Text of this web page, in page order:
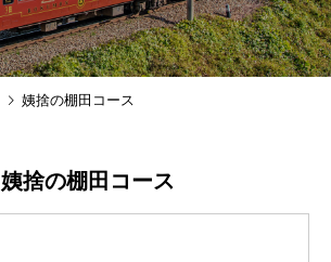
姨捨の棚田コース
姨捨の棚田コース